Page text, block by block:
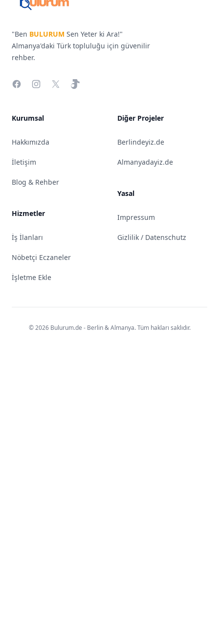
"Ben BULURUM Sen Yeter ki Ara!"
Almanya'daki Türk topluluğu için güvenilir
rehber.
FacebookInstagram
X TikTok
Kurumsal
Hakkımızda
İletişim
Blog & Rehber
Hizmetler
İş İlanları
Nöbetçi Eczaneler
İşletme Ekle
Diğer Projeler
Berlindeyiz.de
Almanyadayiz.de
Yasal
Impressum
Gizlilik / Datenschutz
© 2026 Bulurum.de - Berlin & Almanya. Tüm hakları saklıdır.